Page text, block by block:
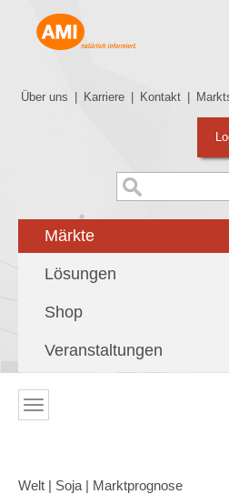
Über uns Karriere Kontakt
Märkte
Lösungen
Shop
Veranstaltungen
Welt | Soja | Marktprognose